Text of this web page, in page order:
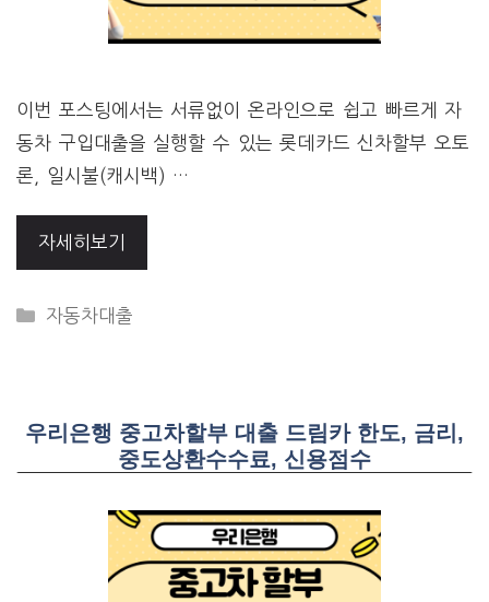
이번 포스팅에서는 서류없이 온라인으로 쉽고 빠르게 자
동차 구입대출을 실행할 수 있는 롯데카드 신차할부 오토
론, 일시불(캐시백) …
자세히보기
CATEGORIES
자동차대출
우리은행 중고차할부 대출 드림카 한도, 금리,
중도상환수수료, 신용점수